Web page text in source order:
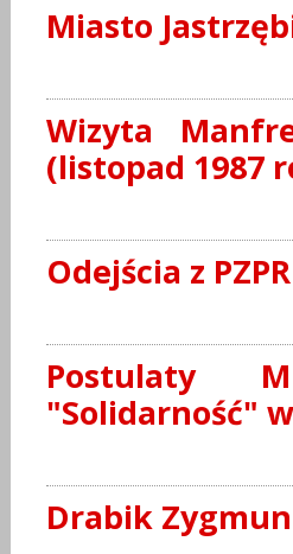
Miasto
Wizyta
(listopad 1987
Odejścia z
Postulaty
"Solidarność"
Drabik